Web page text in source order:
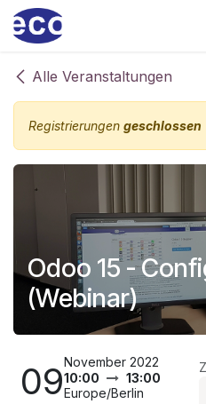
Zum Inhalt springen
Alle Veranstaltungen
Registrierungen geschlossen
Odoo 15 -
(Webinar)
09November 2022
10:00
13:00
Europe/Berlin